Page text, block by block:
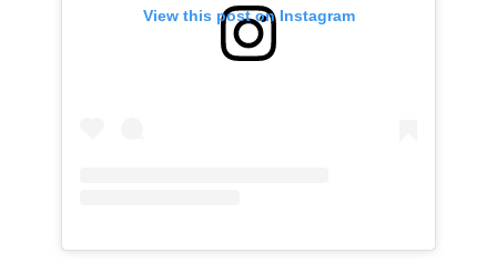
View this post on Instagram